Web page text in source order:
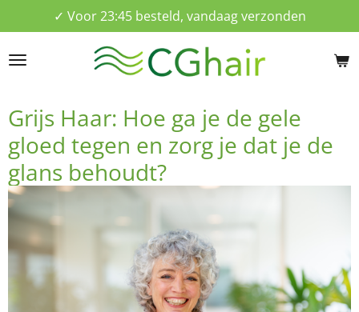
direct
naar
✓ Voor 23:45 besteld, vandaag verzonden
Grijs Haar: Hoe ga je de gele
gloed tegen en zorg je dat je de
glans behoudt?